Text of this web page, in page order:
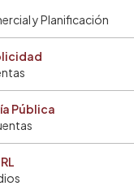
y Planificación
Pública